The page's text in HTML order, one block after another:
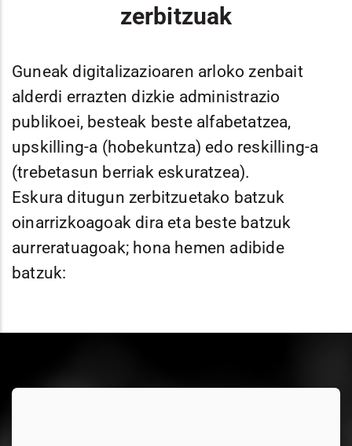
zerbitzuak
Guneak digitalizazioaren arloko zenbait
alderdi errazten dizkie administrazio
publikoei, besteak beste alfabetatzea,
upskilling-a (hobekuntza) edo reskilling-a
(trebetasun berriak eskuratzea).
Eskura ditugun zerbitzuetako batzuk
oinarrizkoagoak dira eta beste batzuk
aurreratuagoak; hona hemen adibide
batzuk: